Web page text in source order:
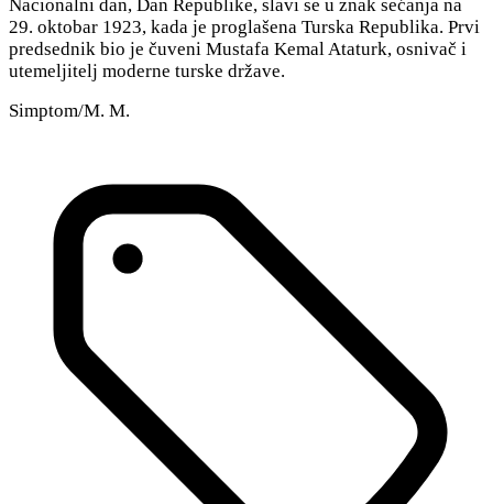
Nacionalni dan, Dan Republike, slavi se u znak sećanja na
29. oktobar 1923, kada je proglašena Turska Republika. Prvi
predsednik bio je čuveni Mustafa Kemal Ataturk, osnivač i
utemeljitelj moderne turske države.
Simptom/M. M.